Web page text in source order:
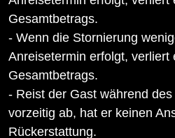
Gesamtbetrags.
- Wenn die Stornierung
Anreisetermin erfolgt, verliert
Gesamtbetrags.
- Reist der Gast während
vorzeitig ab, hat er keinen
Rückerstattung.